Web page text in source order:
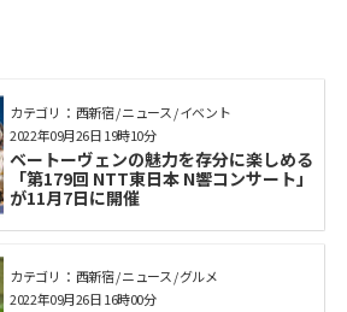
カテゴリ： 西新宿 / ニュース / イベント
ベートーヴェンの魅力を存分に楽しめる
「第179回 NTT東日本 N響コンサート」
が11月7日に開催
2022年09月26日 19時10分
カテゴリ： 西新宿 / ニュース / グルメ
2022年09月26日 16時00分